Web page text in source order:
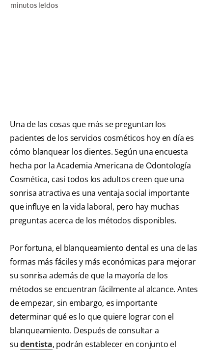
SUSCRÍBETE
minutos leídos
Una de las cosas que más se preguntan los
pacientes de los servicios cosméticos hoy en día es
cómo blanquear los dientes. Según una encuesta
hecha por la Academia Americana de Odontología
Cosmética, casi todos los adultos creen que una
sonrisa atractiva es una ventaja social importante
que influye en la vida laboral, pero hay muchas
preguntas acerca de los métodos disponibles.
Por fortuna, el blanqueamiento dental es una de las
formas más fáciles y más económicas para mejorar
su sonrisa además de que la mayoría de los
métodos se encuentran fácilmente al alcance. Antes
de empezar, sin embargo, es importante
determinar qué es lo que quiere lograr con el
blanqueamiento. Después de consultar a
sudentista, podrán establecer en conjunto el